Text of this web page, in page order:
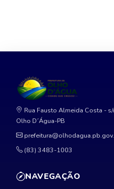
Rua Fausto Almeida Costa -
Olho D´Água-PB
(83) 3483-1003
NAVEGAÇÃO